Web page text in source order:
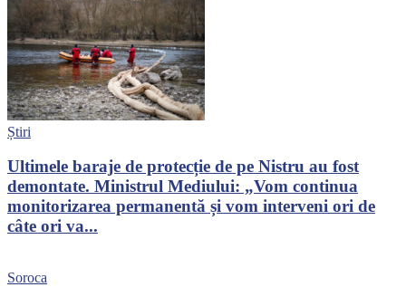
Știri
Ultimele baraje de protecție de pe Nistru au fost
demontate. Ministrul Mediului: „Vom continua
monitorizarea permanentă și vom interveni ori de
câte ori va...
Soroca